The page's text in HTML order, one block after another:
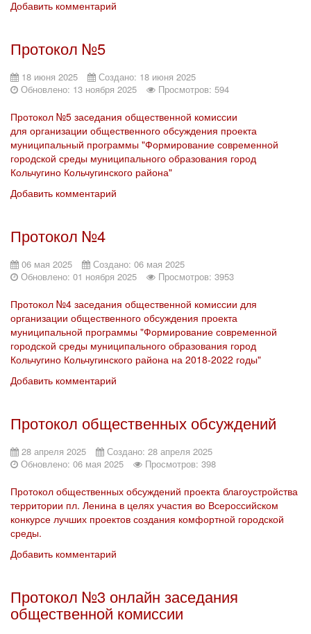
Добавить комментарий
Протокол №5
18 июня 2025
Создано: 18 июня 2025
Обновлено: 13 ноября 2025
Просмотров: 594
Протокол №5 заседания общественной комиссии
для организации общественного обсуждения проекта
муниципальный программы "Формирование современной
городской среды муниципального образования город
Кольчугино Кольчугинского района"
Добавить комментарий
Протокол №4
06 мая 2025
Создано: 06 мая 2025
Обновлено: 01 ноября 2025
Просмотров: 3953
Протокол №4 заседания общественной комиссии для
организации общественного обсуждения проекта
муниципальной программы "Формирование современной
городской среды муниципального образования город
Кольчугино Кольчугинского района на 2018-2022 годы"
Добавить комментарий
Протокол общественных обсуждений
28 апреля 2025
Создано: 28 апреля 2025
Обновлено: 06 мая 2025
Просмотров: 398
Протокол общественных обсуждений проекта благоустройства
территории пл. Ленина в целях участия во Всероссийском
конкурсе лучших проектов создания комфортной городской
среды.
Добавить комментарий
Протокол №3 онлайн заседания
общественной комиссии